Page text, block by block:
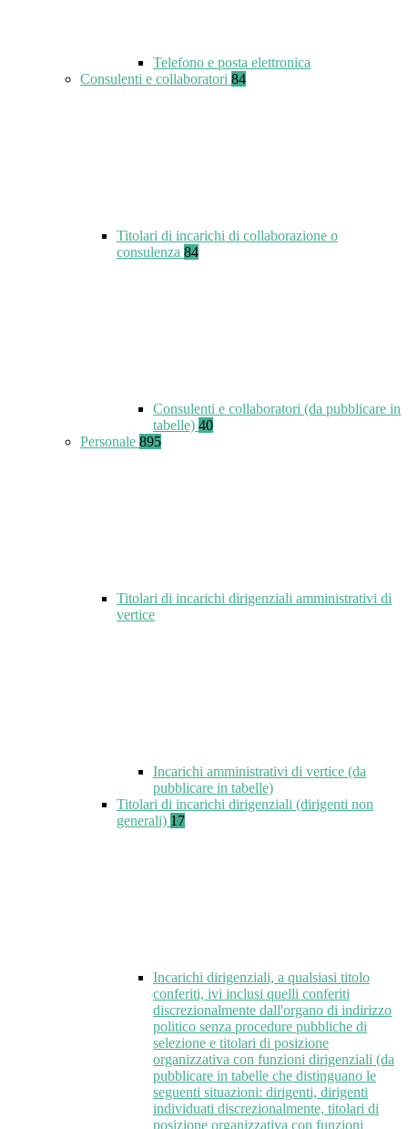
Telefono e posta elettronica
Consulenti e collaboratori 84
Titolari di incarichi di collaborazione o
consulenza 84
Consulenti e collaboratori (da pubblicare in
tabelle) 40
Personale 895
Titolari di incarichi dirigenziali amministrativi di
vertice
Incarichi amministrativi di vertice (da
pubblicare in tabelle)
Titolari di incarichi dirigenziali (dirigenti non
generali) 17
Incarichi dirigenziali, a qualsiasi titolo
conferiti, ivi inclusi quelli conferiti
discrezionalmente dall'organo di indirizzo
politico senza procedure pubbliche di
selezione e titolari di posizione
organizzativa con funzioni dirigenziali (da
pubblicare in tabelle che distinguano le
seguenti situazioni: dirigenti, dirigenti
individuati discrezionalmente, titolari di
posizione organizzativa con funzioni